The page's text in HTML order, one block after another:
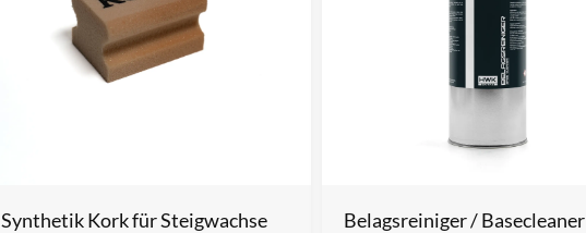
Synthetik Kork für Steigwachse Belagsreiniger / Basecleaner